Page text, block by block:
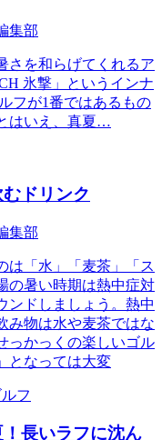
集部
さを和らげてくれるア
氷撃」というインナ
フが1番ではあるもの
はいえ、真夏…
ドリンク
集部
は「水」「麦茶」「ス
の暑い時期は熱中症対
ンドしましょう。熱中
み物は水や麦茶ではな
っかっくの楽しいゴル
となっては大変
フ
！長いラフに沈ん